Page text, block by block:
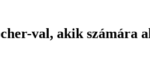
val, akik számára